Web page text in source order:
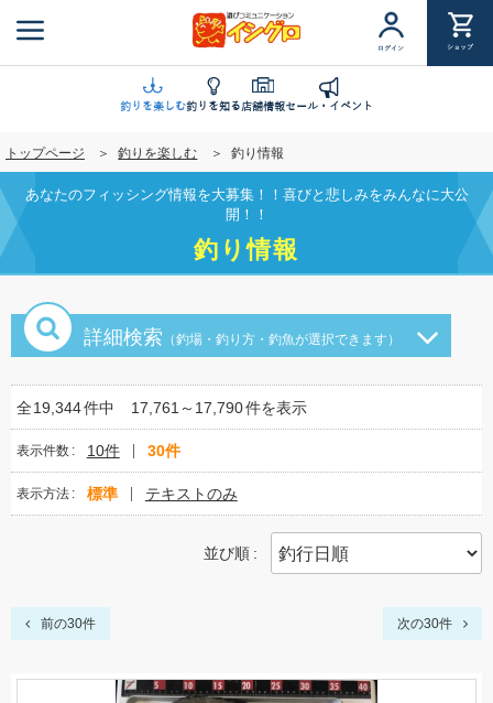
ン
に
移
動
ログイン ショップ
釣りを楽しむ釣りを知る店舗情報セール・イベント
トップページ 釣りを楽しむ 釣り情報
あなたのフィッシング情報を大募集！！喜びと悲しみをみんなに大公
開！！
釣り情報
詳細検索 （釣場・釣り方・釣魚が選択できます）
全19,344件中 17,761～17,790件を表示
表示件数 10件 30件
表示方法 標準 テキストのみ
並び順
前の30件 次の30件